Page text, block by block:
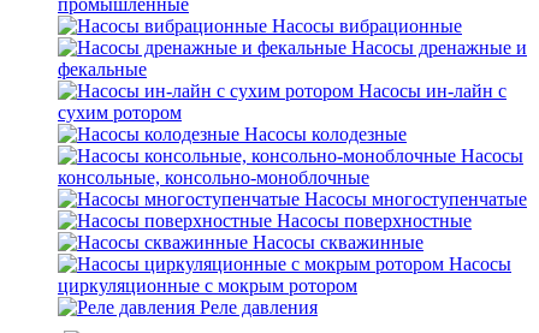
промышленные
Насосы вибрационные
Насосы дренажные и
фекальные
Насосы ин-лайн с
сухим ротором
Насосы колодезные
Насосы
консольные, консольно-моноблочные
Насосы многоступенчатые
Насосы поверхностные
Насосы скважинные
Насосы
циркуляционные с мокрым ротором
Реле давления